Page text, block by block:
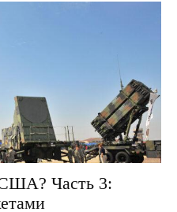
Часть 3: